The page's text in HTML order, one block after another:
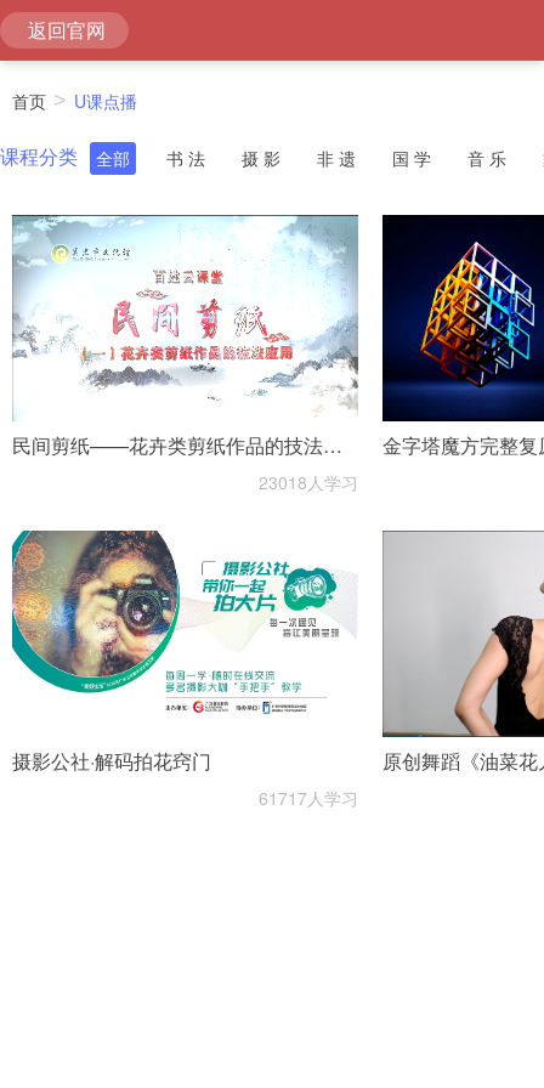
返回官网
首页 > U课点播
课程分类 全部 书 法 摄 影 非 遗 国 学 音 乐
民间剪纸——花卉类剪纸作品的技法应
23018人学习
金字塔魔方完整复
摄影公社·解码拍花窍门
61717人学习
原创舞蹈《油菜